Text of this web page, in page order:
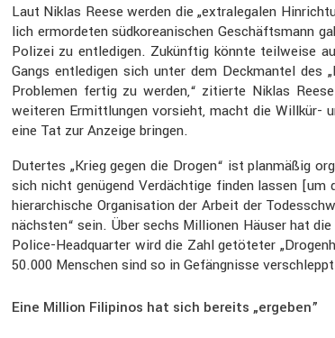
Laut Niklas Reese werden die „extra­le­galen
lich ermor­deten südko­rea­ni­schen Geschäfts­mann
Polizei zu entle­digen. Zukünftig könnte teilweise
Gangs entle­digen sich unter dem Deckmantel
Problemen fertig zu werden,“ zitierte Niklas
weiteren Ermitt­lungen vorsieht, macht die Willkür-
eine Tat zur Anzeige bringen.
Dutertes „Krieg gegen die Drogen“ ist planmäßig
sich nicht genügend Verdäch­tige finden lassen
hierar­chi­sche Organi­sa­tion der Arbeit der
nächsten“ sein. Über sechs Millionen Häuser hat
Police-Headquarter wird die Zahl getöteter
50.000 Menschen sind so in Gefäng­nisse
Eine Million Filipinos hat sich bereits „ergeben”